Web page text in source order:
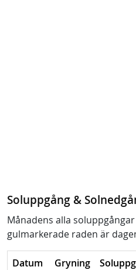
Soluppgång &
Månadens alla
gulmarkerade raden är
Datum Gryning